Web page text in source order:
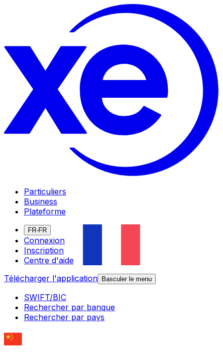
Particuliers
Business
Plateforme
FR-FR
Connexion
Inscription
Centre d'aide
Télécharger l'application
Basculer le menu
SWIFT/BIC
Rechercher par banque
Rechercher par pays